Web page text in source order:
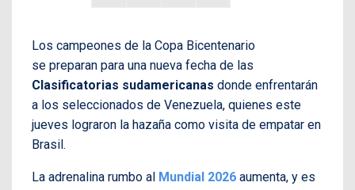
Los campeones de la Copa Bicentenario
se preparan para una nueva fecha de las
Clasificatorias sudamericanas donde enfrentarán
a los seleccionados de Venezuela, quienes este
jueves lograron la hazaña como visita de empatar en
Brasil.
La adrenalina rumbo al Mundial 2026 aumenta, y es